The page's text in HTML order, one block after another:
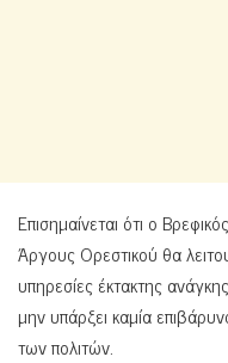
Επισημαίνεται ότι ο
Άργους Ορεστικού θα
υπηρεσίες έκτακτης
μην υπάρξει καμία
των πολιτών.